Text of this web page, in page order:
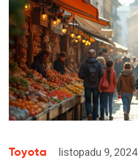
Toyota listopadu 9, 2024